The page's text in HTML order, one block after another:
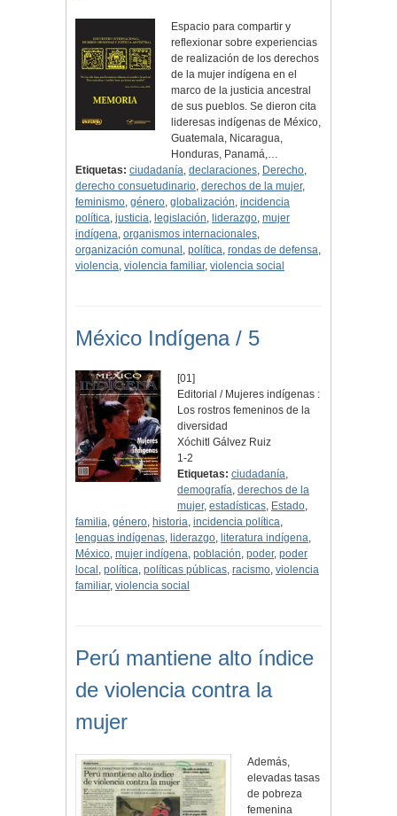
Espacio para compartir y
reflexionar sobre experiencias
de realización de los derechos
de la mujer indígena en el
marco de la justicia ancestral
de sus pueblos. Se dieron cita
lideresas indígenas de México,
Guatemala, Nicaragua,
Honduras, Panamá,…
Etiquetas: ciudadanía, declaraciones, Derecho,
derecho consuetudinario, derechos de la mujer,
feminismo, género, globalización, incidencia
política, justicia, legislación, liderazgo, mujer
indígena, organismos internacionales,
organización comunal , política, rondas de defensa,
violencia, violencia familiar, violencia social
México Indígena / 5
[01]
Editorial / Mujeres indígenas :
Los rostros femeninos de la
diversidad
Xóchitl Gálvez Ruiz
1-2
Etiquetas: ciudadanía,
demografía,derechos de la
mujer,estadísticas, Estado,
familia, género, historia, incidencia política,
lenguas indígenas, liderazgo, literatura indígena,
México, mujer indígena, población, poder, poder
local , política, políticas públicas, racismo, violencia
familiar, violencia social
Perú mantiene alto índice
de violencia contra la
mujer
Además,
elevadas tasas
de pobreza
femenina